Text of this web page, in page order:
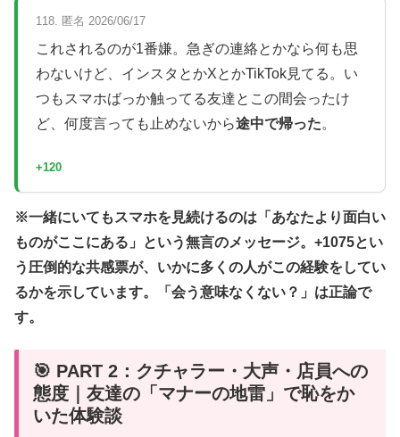
118. 匿名 2026/06/17
これされるのが1番嫌。急ぎの連絡とかなら何も思
わないけど、インスタとかXとかTikTok見てる。い
つもスマホばっか触ってる友達とこの間会ったけ
ど、何度言っても止めないから途中で帰った。
+120
※一緒にいてもスマホを見続けるのは「あなたより面白い
ものがここにある」という無言のメッセージ。+1075とい
う圧倒的な共感票が、いかに多くの人がこの経験をしてい
るかを示しています。「会う意味なくない？」は正論で
す。
🎯 PART 2：クチャラー・大声・店員への
態度｜友達の「マナーの地雷」で恥をか
いた体験談